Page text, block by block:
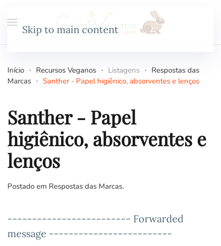
Skip to main content
Início Recursos Veganos Listagens
Respostas das
Marcas
Santher - Papel higiênico, absorventes e lenços
Santher - Papel
higiênico, absorventes e
lenços
Postado em Respostas das Marcas.
------------------------- Forwarded
message -------------------------